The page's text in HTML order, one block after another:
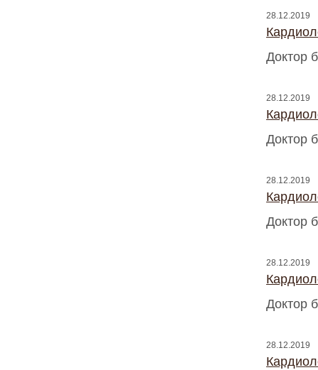
28.12.2019
Доктор
28.12.2019
Доктор
28.12.2019
Доктор
28.12.2019
Доктор
28.12.2019